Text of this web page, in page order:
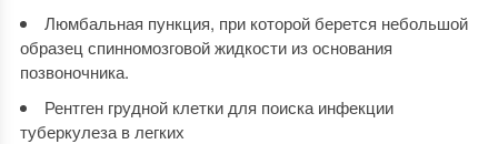
Люмбальная пункция, при которой берется небольшой
образец спинномозговой жидкости из основания
позвоночника.
Рентген грудной клетки для поиска инфекции
туберкулеза в легких